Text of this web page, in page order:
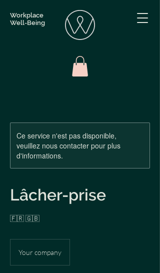
Workplace
Well-Being
Ce service n'est pas disponible,
veuillez nous contacter pour plus
d'informations.
Lâcher-prise
🇫🇷 🇬🇧
Your company